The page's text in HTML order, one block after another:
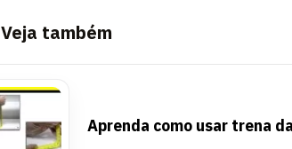
Veja também
Aprenda como usar trena